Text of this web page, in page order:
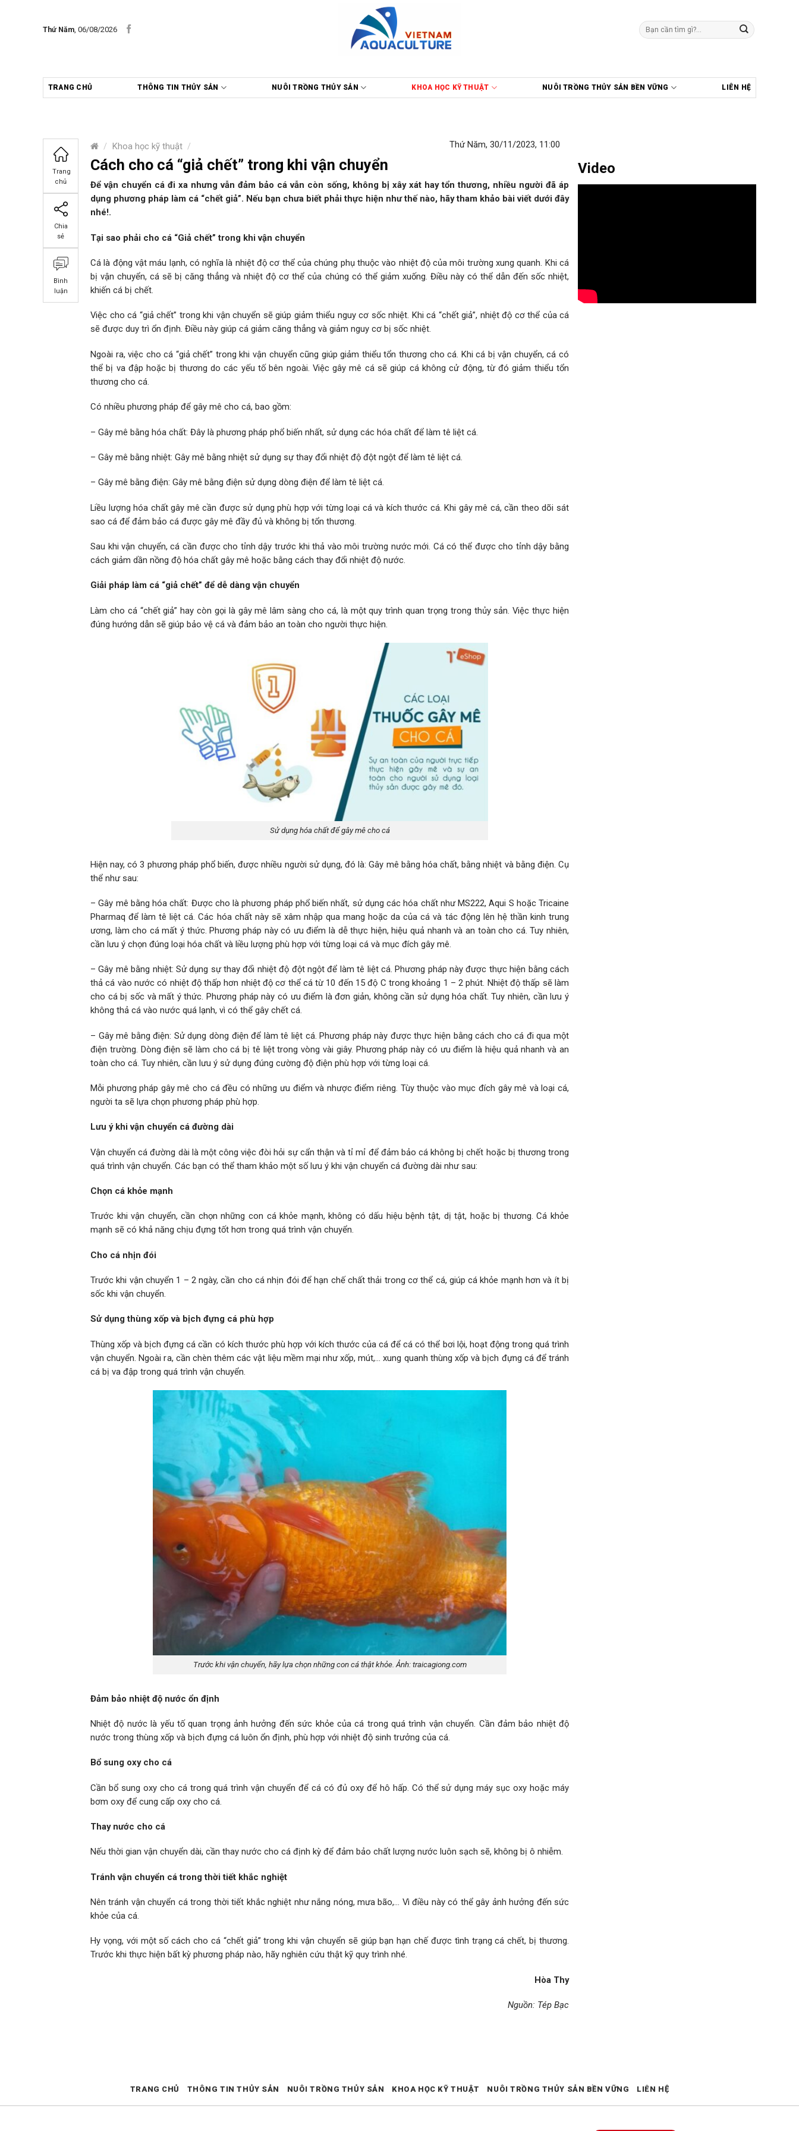
Thứ Năm, 06/08/2026
Tìm
kiếm:
TRANG CHỦ THÔNG TIN THỦY SẢN NUÔI TRỒNG THỦY SẢN KHOA HỌC KỸ THUẬT NUÔI TRỒNG THỦY SẢN BỀN VỮNG LIÊN HỆ
/ Khoa học kỹ thuật /
Trang
chủ
Chia
sẻ
Bình
luận
Thứ Năm, 30/11/2023, 11:00
Cách cho cá “giả chết” trong khi vận chuyển
Để vận chuyển cá đi xa nhưng vẫn đảm bảo cá vẫn còn sống, không bị xây xát hay tổn thương, nhiều người đã áp
dụng phương pháp làm cá “chết giả”. Nếu bạn chưa biết phải thực hiện như thế nào, hãy tham khảo bài viết dưới đây
nhé!.
Tại sao phải cho cá “Giả chết” trong khi vận chuyển
Cá là động vật máu lạnh, có nghĩa là nhiệt độ cơ thể của chúng phụ thuộc vào nhiệt độ của môi trường xung quanh. Khi cá
bị vận chuyển, cá sẽ bị căng thẳng và nhiệt độ cơ thể của chúng có thể giảm xuống. Điều này có thể dẫn đến sốc nhiệt,
khiến cá bị chết.
Việc cho cá “giả chết” trong khi vận chuyển sẽ giúp giảm thiểu nguy cơ sốc nhiệt. Khi cá “chết giả”, nhiệt độ cơ thể của cá
sẽ được duy trì ổn định. Điều này giúp cá giảm căng thẳng và giảm nguy cơ bị sốc nhiệt.
Ngoài ra, việc cho cá “giả chết” trong khi vận chuyển cũng giúp giảm thiểu tổn thương cho cá. Khi cá bị vận chuyển, cá có
thể bị va đập hoặc bị thương do các yếu tố bên ngoài. Việc gây mê cá sẽ giúp cá không cử động, từ đó giảm thiểu tổn
thương cho cá.
Có nhiều phương pháp để gây mê cho cá, bao gồm:
– Gây mê bằng hóa chất: Đây là phương pháp phổ biến nhất, sử dụng các hóa chất để làm tê liệt cá.
– Gây mê bằng nhiệt: Gây mê bằng nhiệt sử dụng sự thay đổi nhiệt độ đột ngột để làm tê liệt cá.
– Gây mê bằng điện: Gây mê bằng điện sử dụng dòng điện để làm tê liệt cá.
Liều lượng hóa chất gây mê cần được sử dụng phù hợp với từng loại cá và kích thước cá. Khi gây mê cá, cần theo dõi sát
sao cá để đảm bảo cá được gây mê đầy đủ và không bị tổn thương.
Sau khi vận chuyển, cá cần được cho tỉnh dậy trước khi thả vào môi trường nước mới. Cá có thể được cho tỉnh dậy bằng
cách giảm dần nồng độ hóa chất gây mê hoặc bằng cách thay đổi nhiệt độ nước.
Giải pháp làm cá “giả chết” để dễ dàng vận chuyển
Làm cho cá “chết giả” hay còn gọi là gây mê lâm sàng cho cá, là một quy trình quan trọng trong thủy sản. Việc thực hiện
đúng hướng dẫn sẽ giúp bảo vệ cá và đảm bảo an toàn cho người thực hiện.
Sử dụng hóa chất để gây mê cho cá
Hiện nay, có 3 phương pháp phổ biến, được nhiều người sử dụng, đó là: Gây mê bằng hóa chất, bằng nhiệt và bằng điện. Cụ
thể như sau:
– Gây mê bằng hóa chất: Được cho là phương pháp phổ biến nhất, sử dụng các hóa chất như MS222, Aqui S hoặc Tricaine
Pharmaq để làm tê liệt cá. Các hóa chất này sẽ xâm nhập qua mang hoặc da của cá và tác động lên hệ thần kinh trung
ương, làm cho cá mất ý thức. Phương pháp này có ưu điểm là dễ thực hiện, hiệu quả nhanh và an toàn cho cá. Tuy nhiên,
cần lưu ý chọn đúng loại hóa chất và liều lượng phù hợp với từng loại cá và mục đích gây mê.
– Gây mê bằng nhiệt: Sử dụng sự thay đổi nhiệt độ đột ngột để làm tê liệt cá. Phương pháp này được thực hiện bằng cách
thả cá vào nước có nhiệt độ thấp hơn nhiệt độ cơ thể cá từ 10 đến 15 độ C trong khoảng 1 – 2 phút. Nhiệt độ thấp sẽ làm
cho cá bị sốc và mất ý thức. Phương pháp này có ưu điểm là đơn giản, không cần sử dụng hóa chất. Tuy nhiên, cần lưu ý
không thả cá vào nước quá lạnh, vì có thể gây chết cá.
– Gây mê bằng điện: Sử dụng dòng điện để làm tê liệt cá. Phương pháp này được thực hiện bằng cách cho cá đi qua một
điện trường. Dòng điện sẽ làm cho cá bị tê liệt trong vòng vài giây. Phương pháp này có ưu điểm là hiệu quả nhanh và an
toàn cho cá. Tuy nhiên, cần lưu ý sử dụng đúng cường độ điện phù hợp với từng loại cá.
Mỗi phương pháp gây mê cho cá đều có những ưu điểm và nhược điểm riêng. Tùy thuộc vào mục đích gây mê và loại cá,
người ta sẽ lựa chọn phương pháp phù hợp.
Lưu ý khi vận chuyển cá đường dài
Vận chuyển cá đường dài là một công việc đòi hỏi sự cẩn thận và tỉ mỉ để đảm bảo cá không bị chết hoặc bị thương trong
quá trình vận chuyển. Các bạn có thể tham khảo một số lưu ý khi vận chuyển cá đường dài như sau:
Chọn cá khỏe mạnh
Trước khi vận chuyển, cần chọn những con cá khỏe mạnh, không có dấu hiệu bệnh tật, dị tật, hoặc bị thương. Cá khỏe
mạnh sẽ có khả năng chịu đựng tốt hơn trong quá trình vận chuyển.
Cho cá nhịn đói
Trước khi vận chuyển 1 – 2 ngày, cần cho cá nhịn đói để hạn chế chất thải trong cơ thể cá, giúp cá khỏe mạnh hơn và ít bị
sốc khi vận chuyển.
Sử dụng thùng xốp và bịch đựng cá phù hợp
Thùng xốp và bịch đựng cá cần có kích thước phù hợp với kích thước của cá để cá có thể bơi lội, hoạt động trong quá trình
vận chuyển. Ngoài ra, cần chèn thêm các vật liệu mềm mại như xốp, mút,… xung quanh thùng xốp và bịch đựng cá để tránh
cá bị va đập trong quá trình vận chuyển.
Trước khi vận chuyển, hãy lựa chọn những con cá thật khỏe. Ảnh: traicagiong.com
Đảm bảo nhiệt độ nước ổn định
Nhiệt độ nước là yếu tố quan trọng ảnh hưởng đến sức khỏe của cá trong quá trình vận chuyển. Cần đảm bảo nhiệt độ
nước trong thùng xốp và bịch đựng cá luôn ổn định, phù hợp với nhiệt độ sinh trưởng của cá.
Bổ sung oxy cho cá
Cần bổ sung oxy cho cá trong quá trình vận chuyển để cá có đủ oxy để hô hấp. Có thể sử dụng máy sục oxy hoặc máy
bơm oxy để cung cấp oxy cho cá.
Thay nước cho cá
Nếu thời gian vận chuyển dài, cần thay nước cho cá định kỳ để đảm bảo chất lượng nước luôn sạch sẽ, không bị ô nhiễm.
Tránh vận chuyển cá trong thời tiết khắc nghiệt
Nên tránh vận chuyển cá trong thời tiết khắc nghiệt như nắng nóng, mưa bão,… Vì điều này có thể gây ảnh hưởng đến sức
khỏe của cá.
Hy vọng, với một số cách cho cá “chết giả” trong khi vận chuyển sẽ giúp bạn hạn chế được tình trạng cá chết, bị thương.
Trước khi thực hiện bất kỳ phương pháp nào, hãy nghiên cứu thật kỹ quy trình nhé.
Hòa Thy
Nguồn: Tép Bạc
Video
TRANG CHỦ THÔNG TIN THỦY SẢN NUÔI TRỒNG THỦY SẢN KHOA HỌC KỸ THUẬT NUÔI TRỒNG THỦY SẢN BỀN VỮNG LIÊN HỆ